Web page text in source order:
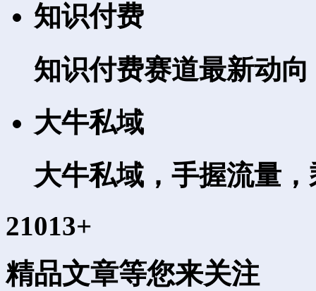
知识付费
知识付费赛道最新动向
大牛私域
大牛私域，手握流量
21013+
精品文章等您来关注